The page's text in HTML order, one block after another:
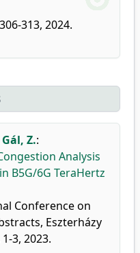
313, 2024.
Gál, Z.:
Analysis
B5G/6G TeraHertz
Conference on
Eszterházy
3, 2023.